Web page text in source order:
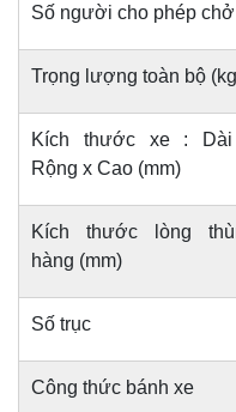
Số người cho phép chở
Trọng lượng toàn bộ
Kích thước xe :
Rộng x Cao (mm)
Kích thước lòng
hàng (mm)
Số trục
Công thức bánh xe